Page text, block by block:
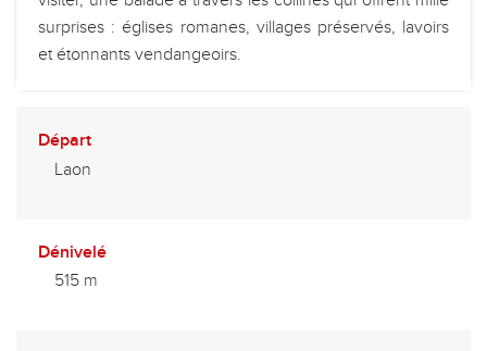
surprises : églises romanes, villages préservés, lavoirs
et étonnants vendangeoirs.
Départ
Laon
Dénivelé
515 m